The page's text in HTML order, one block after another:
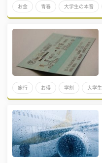
お金 青春 大学生の本音
旅行 お得 学割 大学生